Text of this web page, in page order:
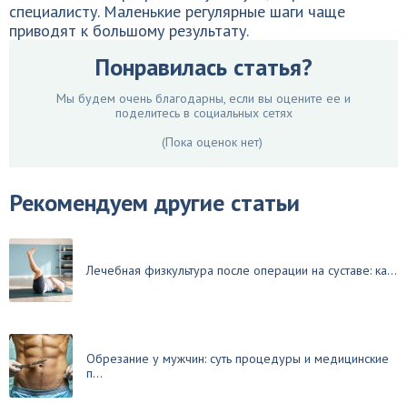
специалисту. Маленькие регулярные шаги чаще
приводят к большому результату.
Понравилась статья?
Мы будем очень благодарны, если вы оцените ее и
поделитесь в социальных сетях
(Пока оценок нет)
Рекомендуем другие статьи
Лечебная физкультура после операции на суставе: ка...
Обрезание у мужчин: суть процедуры и медицинские
п...